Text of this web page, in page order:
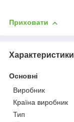
Приховати
Характеристики
Основні
Виробник
Країна виробник
Тип